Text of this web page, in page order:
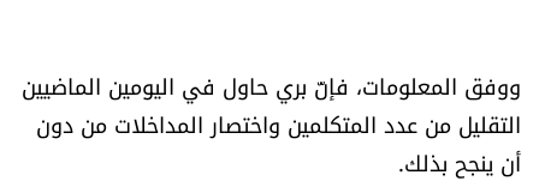
ووفق المعلومات، فإنّ بري حاول في اليومين الماضيين
التقليل من عدد المتكلمين واختصار المداخلات من دون
أن ينجح بذلك.